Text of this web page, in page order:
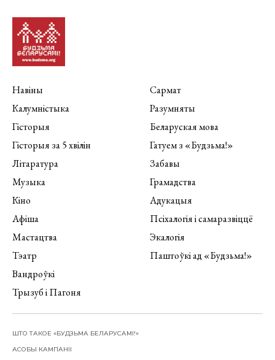
Навіны
Калумністыка
Гісторыя
Гісторыя за 5 хвілін
Літаратура
Музыка
Кіно
Афіша
Мастацтва
Тэатр
Вандроўкі
Трызуб і Пагоня
Сармат
Разумняты
Беларуская мова
Гатуем з «Будзьма!»
Забавы
Грамадства
Адукацыя
Псіхалогія і самаразвіццё
Экалогія
Паштоўкі ад «Будзьма!»
ШТО ТАКОЕ «БУДЗЬМА БЕЛАРУСАМІ!»
АСОБЫ КАМПАНІІ